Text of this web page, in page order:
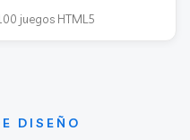
juegos HTML5
DISEÑO